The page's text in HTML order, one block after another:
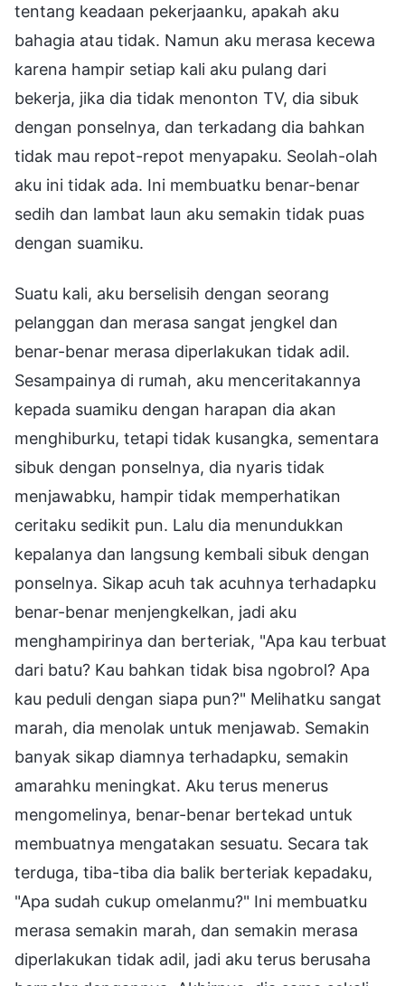
tentang keadaan pekerjaanku, apakah aku
bahagia atau tidak. Namun aku merasa kecewa
karena hampir setiap kali aku pulang dari
bekerja, jika dia tidak menonton TV, dia sibuk
dengan ponselnya, dan terkadang dia bahkan
tidak mau repot-repot menyapaku. Seolah-olah
aku ini tidak ada. Ini membuatku benar-benar
sedih dan lambat laun aku semakin tidak puas
dengan suamiku.
Suatu kali, aku berselisih dengan seorang
pelanggan dan merasa sangat jengkel dan
benar-benar merasa diperlakukan tidak adil.
Sesampainya di rumah, aku menceritakannya
kepada suamiku dengan harapan dia akan
menghiburku, tetapi tidak kusangka, sementara
sibuk dengan ponselnya, dia nyaris tidak
menjawabku, hampir tidak memperhatikan
ceritaku sedikit pun. Lalu dia menundukkan
kepalanya dan langsung kembali sibuk dengan
ponselnya. Sikap acuh tak acuhnya terhadapku
benar-benar menjengkelkan, jadi aku
menghampirinya dan berteriak, "Apa kau terbuat
dari batu? Kau bahkan tidak bisa ngobrol? Apa
kau peduli dengan siapa pun?" Melihatku sangat
marah, dia menolak untuk menjawab. Semakin
banyak sikap diamnya terhadapku, semakin
amarahku meningkat. Aku terus menerus
mengomelinya, benar-benar bertekad untuk
membuatnya mengatakan sesuatu. Secara tak
terduga, tiba-tiba dia balik berteriak kepadaku,
"Apa sudah cukup omelanmu?" Ini membuatku
merasa semakin marah, dan semakin merasa
diperlakukan tidak adil, jadi aku terus berusaha